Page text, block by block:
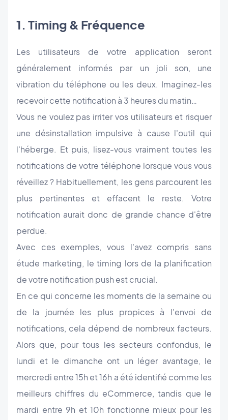
1. Timing & Fréquence
Les utilisateurs de votre application seront
généralement informés par un joli son, une
vibration du téléphone ou les deux. Imaginez-les
recevoir cette notification à 3 heures du matin…
Vous ne voulez pas irriter vos utilisateurs et risquer
une désinstallation impulsive à cause l'outil qui
l'héberge. Et puis, lisez-vous vraiment toutes les
notifications de votre téléphone lorsque vous vous
réveillez ? Habituellement, les gens parcourent les
plus pertinentes et effacent le reste. Votre
notification aurait donc de grande chance d'être
perdue.
Avec ces exemples, vous l'avez compris sans
étude marketing, le timing lors de la planification
de votre notification push est crucial.
En ce qui concerne les moments de la semaine ou
de la journée les plus propices à l'envoi de
notifications, cela dépend de nombreux facteurs.
Alors que, pour tous les secteurs confondus, le
lundi et le dimanche ont un léger avantage, le
mercredi entre 15h et 16h a été identifié comme les
meilleurs chiffres du eCommerce, tandis que le
mardi entre 9h et 10h fonctionne mieux pour les